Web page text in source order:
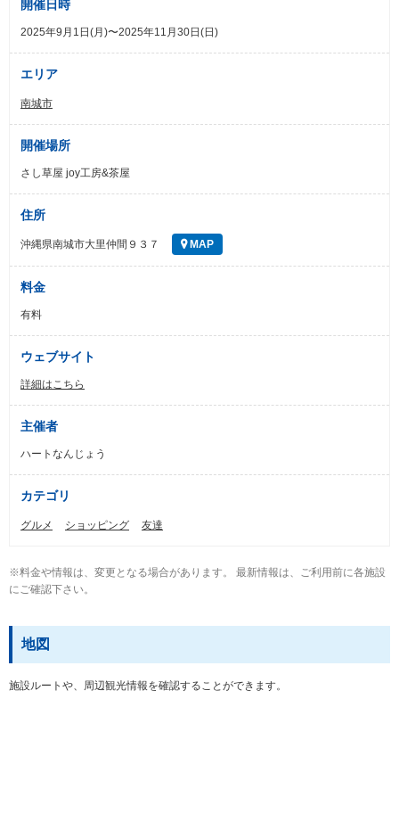
開催日時
2025年9月1日(月)〜2025年11月30日(日)
エリア
南城市
開催場所
さし草屋 joy工房&茶屋
住所
沖縄県南城市大里仲間９３７ MAP
料金
有料
ウェブサイト
詳細はこちら
主催者
ハートなんじょう
カテゴリ
グルメ ショッピング 友達
※料金や情報は、変更となる場合があります。 最新情報は、ご利用前に各施設
にご確認下さい。
地図
施設ルートや、周辺観光情報を確認することができます。